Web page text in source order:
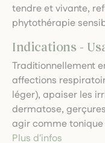
tendre et vivante,
phytothérapie
Indications -
Traditionnellement
affections
léger), apaiser les
dermatose,
agir comme
Plus d'infos